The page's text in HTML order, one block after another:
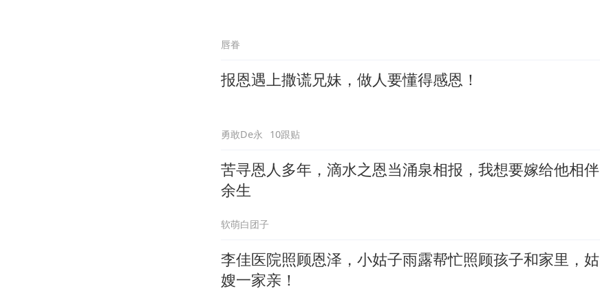
唇眷
报恩遇上撒谎兄妹，做人要懂得感恩！
勇敢De永 10跟贴
苦寻恩人多年，滴水之恩当涌泉相报，我想要嫁给他相伴
余生
软萌白团子
李佳医院照顾恩泽，小姑子雨露帮忙照顾孩子和家里，姑
嫂一家亲！